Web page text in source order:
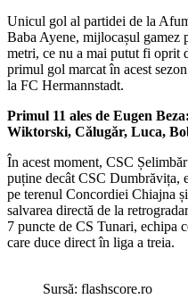
Unicul gol al partidei de la
Baba Ayene, mijlocașul gamez
metri, ce nu a mai putut fi oprit
primul gol marcat în acest
la FC Hermannstadt.
Primul 11 ales de Eugen
Wiktorski, Călugăr, Luca,
În acest moment, CSC
puține decât CSC Dumbrăvița,
pe terenul Concordiei Chiajna
salvarea directă de la
7 puncte de CS Tunari, echipa
care duce direct în liga a treia.
Sursă: flashscore.ro